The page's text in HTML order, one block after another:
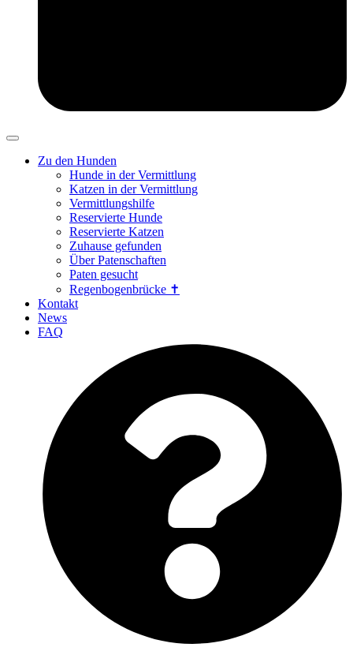
Zu den Hunden
Hunde in der Vermittlung
Katzen in der Vermittlung
Vermittlungshilfe
Reservierte Hunde
Reservierte Katzen
Zuhause gefunden
Über Patenschaften
Paten gesucht
Regenbogenbrücke ✝
Kontakt
News
FAQ